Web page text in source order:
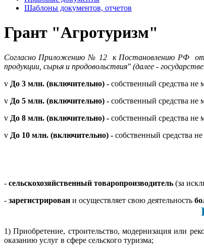
Шаблоны документов, отчетов
Грант "Агротуризм"
Согласно Приложению № 12 к Постановлению РФ от 14
продукции, сырья и продовольствия" (далее -
v До 3 млн. (включительно) - собственный средства не
v До 5 млн. (включительно) - собственный средства не
v До 8 млн. (включительно) - собственный средства не
v До 10 млн. (включительно) - собственный средства
- сельскохозяйственный товаропроизводитель (за
-­ зарегистрирован и осуществляет свою деятельность
Цели на которые
1) Приобретение, строительство, модернизация или
оказанию услуг в сфере сельского туризма;